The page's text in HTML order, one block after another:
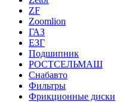
ZF
Zoomlion
ГАЗ
ЕЗГ
Подшипник
РОСТСЕЛЬМАШ
Снабавто
Фильтры
Фрикционные диски